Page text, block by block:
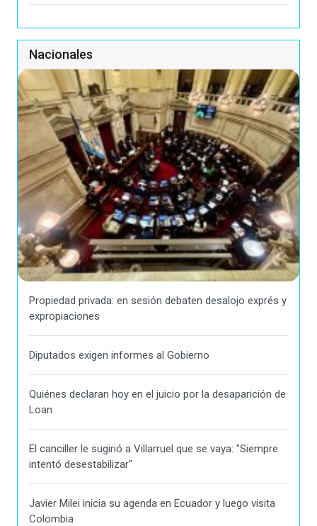
Nacionales
Propiedad privada: en sesión debaten desalojo exprés y
expropiaciones
Diputados exigen informes al Gobierno
Quiénes declaran hoy en el juicio por la desaparición de
Loan
El canciller le sugirió a Villarruel que se vaya: "Siempre
intentó desestabilizar"
Javier Milei inicia su agenda en Ecuador y luego visita
Colombia